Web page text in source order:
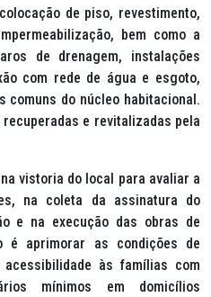
de piso, revestimento,
bem como a
de drenagem, instalações
com rede de água e esgoto,
comuns do núcleo habitacional.
e revitalizadas pela
vistoria do local para avaliar a
na coleta da assinatura do
e na execução das obras de
é aprimorar as condições de
às famílias com
mínimos em domicílios